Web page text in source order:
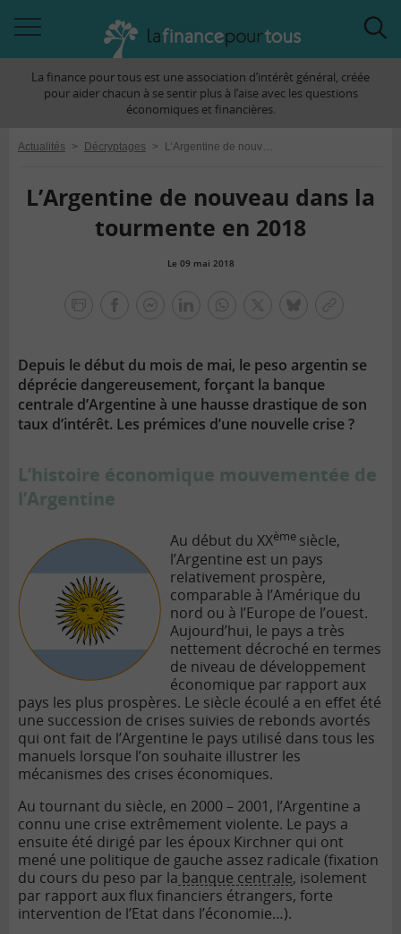
àLa finance pour tous est une association d’intérêt général, créée
pour aider chacun à se sentir plus à l’aise avec les questions
économiques et financières.
Actualités > Décryptages > L’Argentine de nouveau dans la tourmente en 2018
L’Argentine de nouveau dans la
tourmente en 2018
Le 09 mai 2018
Depuis le début du mois de mai, le peso argentin se
déprécie dangereusement, forçant la banque
centrale d’Argentine à une hausse drastique de son
taux d’intérêt. Les prémices d’une nouvelle crise ?
L’histoire économique mouvementée de
l’Argentine
Au début du XXème siècle,
l’Argentine est un pays
relativement prospère,
comparable à l’Amérique du
nord ou à l’Europe de l’ouest.
Aujourd’hui, le pays a très
nettement décroché en termes
de niveau de développement
économique par rapport aux
pays les plus prospères. Le siècle écoulé a en effet été
une succession de crises suivies de rebonds avortés
qui ont fait de l’Argentine le pays utilisé dans tous les
manuels lorsque l’on souhaite illustrer les
mécanismes des crises économiques.
Au tournant du siècle, en 2000 – 2001, l’Argentine a
connu une crise extrêmement violente. Le pays a
ensuite été dirigé par les époux Kirchner qui ont
mené une politique de gauche assez radicale (fixation
du cours du peso par la banque centrale, isolement
par rapport aux flux financiers étrangers, forte
intervention de l’Etat dans l’économie…).